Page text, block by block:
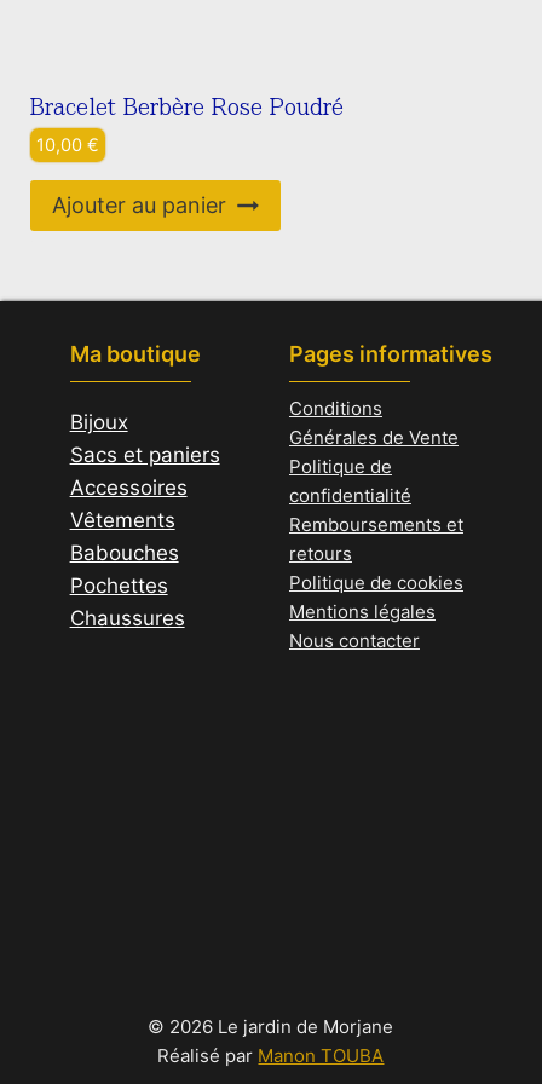
Bracelet Berbère Rose Poudré
10,00 €
Ajouter au panier
Ma boutique
Bijoux
Sacs et paniers
Accessoires
Vêtements
Babouches
Pochettes
Chaussures
Pages informatives
Conditions
Générales de Vente
Politique de
confidentialité
Remboursements et
retours
Politique de cookies
Mentions légales
Nous contacter
© 2026 Le jardin de Morjane
Réalisé par Manon TOUBA